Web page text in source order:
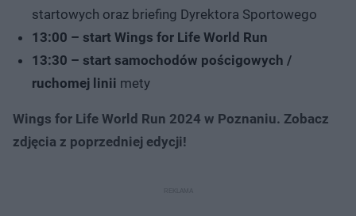
startowych oraz briefing Dyrektora Sportowego
13:00 – start Wings for Life World Run
13:30 – start samochodów pościgowych /
ruchomej linii mety
Wings for Life World Run 2024 w Poznaniu. Zobacz
zdjęcia z poprzedniej edycji!